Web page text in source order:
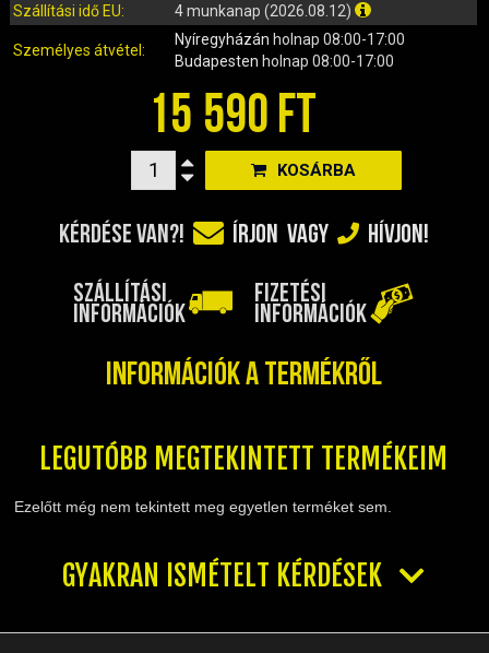
KILÓMÉTERÓRA ÉS ALKATRÉSZEI
KIPUFOGÓK ÉS TARTOZÉKAIK
KXD QUAD ÉS DIRT BIKE ALKATRÉSZEK
LÁNCKEREKEK, LÁNCOK
MOTORBLOKK ÉS ALKATRÉSZEI
RUHÁZAT, VÉDŐFELSZERELÉSEK
SZŰRŐK ÉS TARTOZÉKAIK
TÖMÍTÉSEK (ROBOGÓ, MOPED, QUAD)
VÁZ, FUTÓMŰ, SZILENT, SZTENDER
ZÁRAK, GYÚJTÁSKAPCSOLÓK
ÜZEMANYAG ELLÁTÓ RENDSZER
Szállítási idő EU:
4 munkanap (2026.08.12)
Személyes átvétel:
Nyíregyházán holnap 08:00-17:00
Budapesten holnap 08:00-17:00
15 590 FT
KOSÁRBA
KÉRDÉSE VAN?! ÍRJON VAGY HÍVJON!
SZÁLLÍTÁSI
INFORMÁCIÓK
FIZETÉSI
INFORMÁCIÓK
Információk a termékről
LEGUTÓBB MEGTEKINTETT TERMÉKEIM
Ezelőtt még nem tekintett meg egyetlen terméket sem.
GYAKRAN ISMÉTELT KÉRDÉSEK